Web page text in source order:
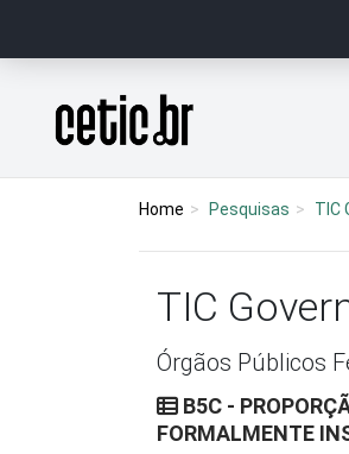
Página inicial
Home Pesquisas TIC
TIC
Órgãos Públicos
B5C -
FORMALMENTE